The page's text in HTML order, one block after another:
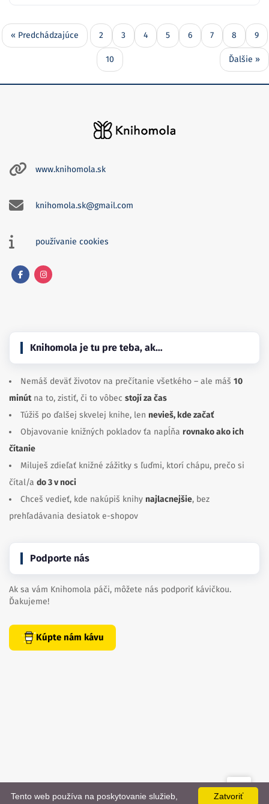
« Predchádzajúce 2 3 4 5 6 7 8 9
10 Ďalšie »
www.knihomola.sk
knihomola.sk@gmail.com
používanie cookies
Knihomola je tu pre teba, ak…
Nemáš deväť životov na prečítanie všetkého – ale máš 10
minútna to, zistiť, či to vôbec stojí za čas
Túžiš po ďalšej skvelej knihe, len nevieš, kde začať
Objavovanie knižných pokladov ťa napĺňa rovnako ako ich
čítanie
Miluješ zdieľať knižné zážitky s ľuďmi, ktorí chápu, prečo si
čítal/a do 3 v noci
Chceš vedieť, kde nakúpiš knihy najlacnejšie, bez
prehľadávania desiatok e-shopov
Podporte nás
Ak sa vám Knihomola páči, môžete nás podporiť kávičkou.
Ďakujeme!
Kúpte nám kávu
Zatvoriť
Tento web používa na poskytovanie služieb,